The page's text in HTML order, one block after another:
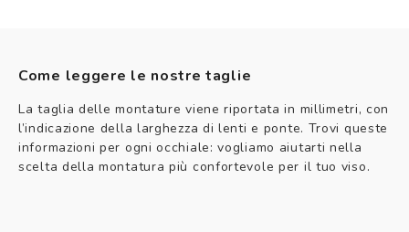
Come leggere le nostre taglie
La taglia delle montature viene riportata in millimetri, con
l’indicazione della larghezza di lenti e ponte. Trovi queste
informazioni per ogni occhiale: vogliamo aiutarti nella
scelta della montatura più confortevole per il tuo viso.